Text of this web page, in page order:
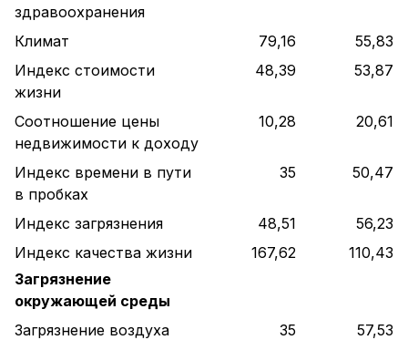
здравоохранения
Климат 79,16
55,83
Индекс стоимости
жизни
48,39 53,87
Соотношение цены
недвижимости к доходу
10,28 20,61
Индекс времени в пути
в пробках
35 50,47
Индекс загрязнения 48,51
56,23
Индекс качества жизни
167,62
110,43
Загрязнение
окружающей среды
Загрязнение воздуха
35
57,53